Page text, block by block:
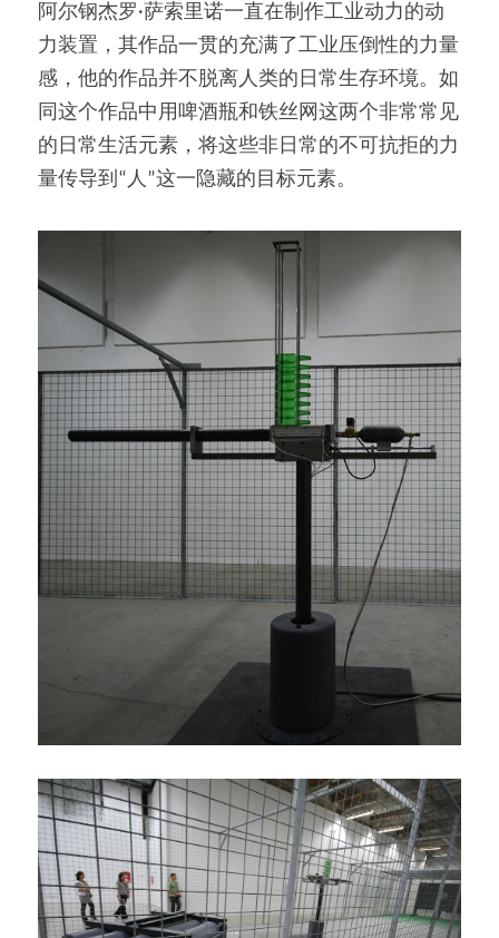
阿尔钢杰罗·萨索里诺一直在制作工业动力的动
力装置，其作品一贯的充满了工业压倒性的力量
感，他的作品并不脱离人类的日常生存环境。如
同这个作品中用啤酒瓶和铁丝网这两个非常常见
的日常生活元素，将这些非日常的不可抗拒的力
量传导到“人”这一隐藏的目标元素。